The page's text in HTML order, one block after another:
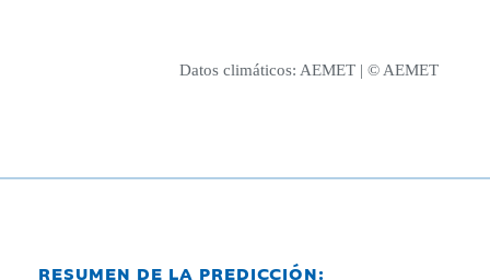
Datos climáticos: AEMET | © AEMET
RESUMEN DE LA PREDICCIÓN: